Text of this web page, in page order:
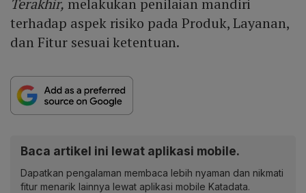
Terakhir, melakukan penilaian mandiri
terhadap aspek risiko pada Produk, Layanan,
dan Fitur sesuai ketentuan.
Baca artikel ini lewat aplikasi mobile.
Dapatkan pengalaman membaca lebih nyaman dan nikmati
fitur menarik lainnya lewat aplikasi mobile Katadata.